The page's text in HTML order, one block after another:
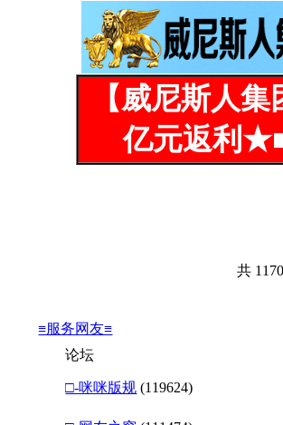
【威尼斯人
亿元返利
共
≡服务网友≡
论坛
□-咪咪版规 (119624)